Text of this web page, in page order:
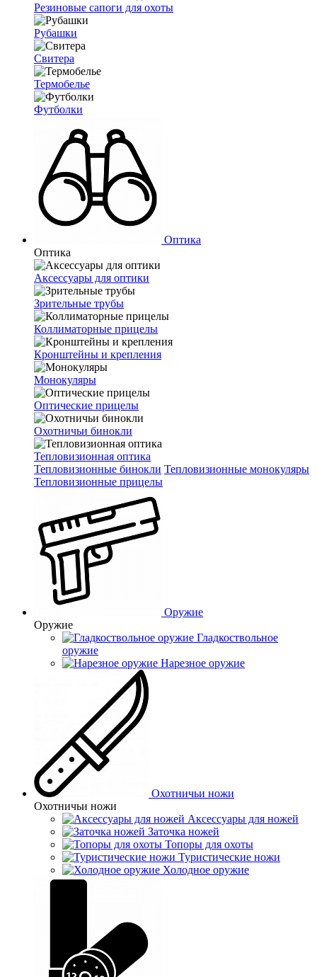
Резиновые сапоги для охоты
Рубашки
Свитера
Термобелье
Футболки
Оптика
Оптика
Аксессуары для оптики
Зрительные трубы
Коллиматорные прицелы
Кронштейны и крепления
Монокуляры
Оптические прицелы
Охотничьи бинокли
Тепловизионная оптика
Тепловизионные бинокли Тепловизионные монокуляры
Тепловизионные прицелы
Оружие
Оружие
Гладкоствольное
оружие
Нарезное оружие
Охотничьи ножи
Охотничьи ножи
Аксессуары для ножей
Заточка ножей
Топоры для охоты
Туристические ножи
Холодное оружие